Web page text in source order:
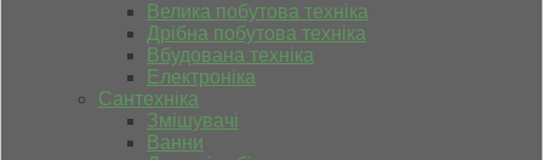
Велика побутова техніка
Дрібна побутова техніка
Вбудована техніка
Електроніка
Сантехніка
Змішувачі
Ванни